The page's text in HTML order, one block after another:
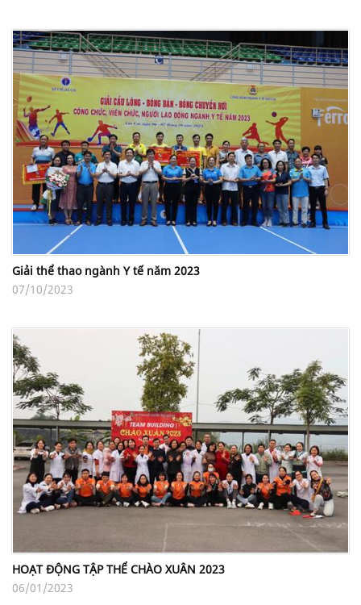
Giải thể thao ngành Y tế năm 2023
07/10/2023
HOẠT ĐỘNG TẬP THỂ CHÀO XUÂN 2023
06/01/2023